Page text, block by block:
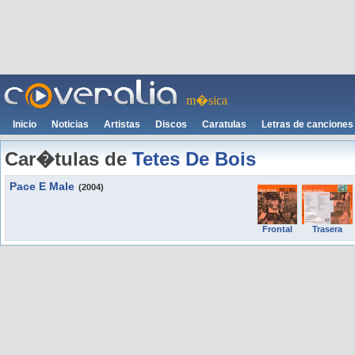
m�sica
Inicio Noticias Artistas Discos Caratulas Letras de canciones
Car�tulas de Tetes De Bois
Pace E Male (2004)
Frontal Trasera